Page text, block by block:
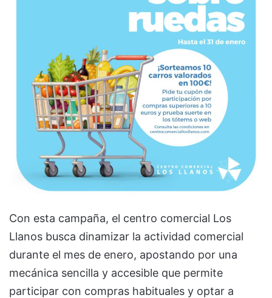
Con esta campaña, el centro comercial Los
Llanos busca dinamizar la actividad comercial
durante el mes de enero, apostando por una
mecánica sencilla y accesible que permite
participar con compras habituales y optar a